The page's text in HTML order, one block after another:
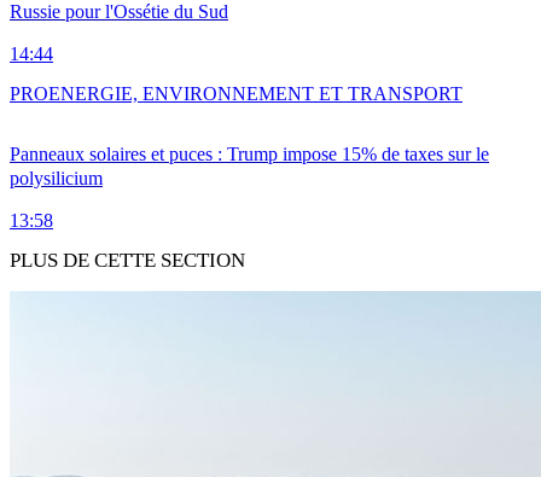
Russie pour l'Ossétie du Sud
14:44
Panneaux solaires et puces : Trump impose 15% de taxes sur le
polysilicium
13:58
PROENERGIE, ENVIRONNEMENT ET TRANSPORT
PLUS DE CETTE SECTION